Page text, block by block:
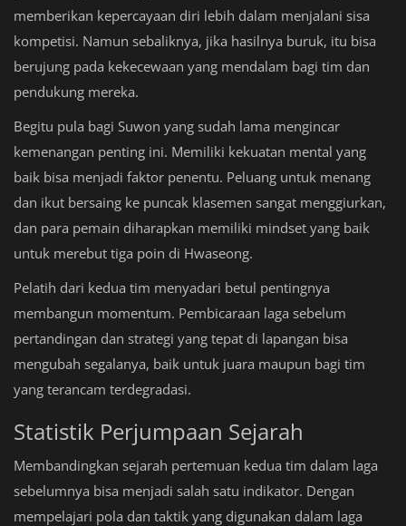
memberikan kepercayaan diri lebih dalam menjalani sisa
kompetisi. Namun sebaliknya, jika hasilnya buruk, itu bisa
berujung pada kekecewaan yang mendalam bagi tim dan
pendukung mereka.
Begitu pula bagi Suwon yang sudah lama mengincar
kemenangan penting ini. Memiliki kekuatan mental yang
baik bisa menjadi faktor penentu. Peluang untuk menang
dan ikut bersaing ke puncak klasemen sangat menggiurkan,
dan para pemain diharapkan memiliki mindset yang baik
untuk merebut tiga poin di Hwaseong.
Pelatih dari kedua tim menyadari betul pentingnya
membangun momentum. Pembicaraan laga sebelum
pertandingan dan strategi yang tepat di lapangan bisa
mengubah segalanya, baik untuk juara maupun bagi tim
yang terancam terdegradasi.
Statistik Perjumpaan Sejarah
Membandingkan sejarah pertemuan kedua tim dalam laga
sebelumnya bisa menjadi salah satu indikator. Dengan
mempelajari pola dan taktik yang digunakan dalam laga